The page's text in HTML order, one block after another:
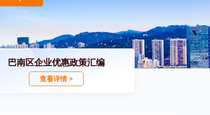
巴南区企业优惠政策汇编
查看详情 >